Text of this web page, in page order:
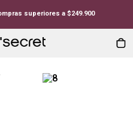
superiores a $249.900